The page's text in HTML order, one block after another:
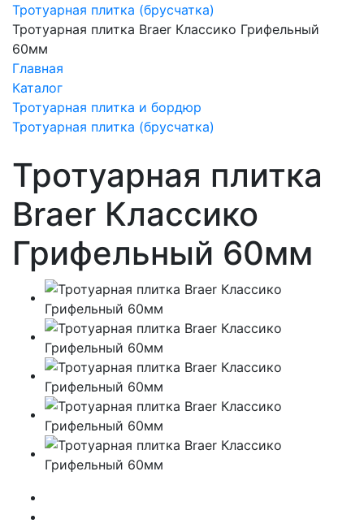
Тротуарная плитка (брусчатка)
Тротуарная плитка Braer Классико Грифельный
60мм
Главная
Каталог
Тротуарная плитка и бордюр
Тротуарная плитка (брусчатка)
Тротуарная плитка
Braer Классико
Грифельный 60мм